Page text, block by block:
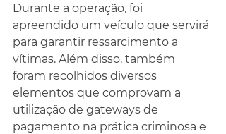
Durante a operação, foi
apreendido um veículo que servirá
para garantir ressarcimento a
vítimas. Além disso, também
foram recolhidos diversos
elementos que comprovam a
utilização de gateways de
pagamento na prática criminosa e